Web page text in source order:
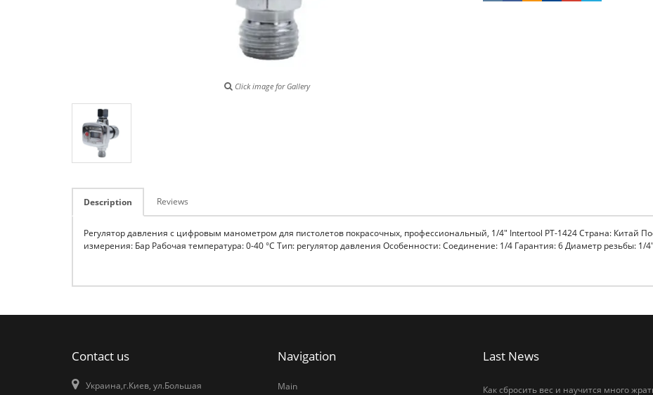
Click image for Gallery
Description Reviews
Регулятор давления с цифровым манометром для пистолетов покрасочных, профессиональный, 1/4" Intertool PT-1424 Страна: Китай
измерения: Бар Рабочая температура: 0-40 °C Тип: регулятор давления Особенности: Соединение: 1/4 Гарантия: 6 Диаметр резьбы:
Contact us
Украина,г.Киев, ул.Большая
Navigation
Main
Last News
Как сбросить вес и научится много